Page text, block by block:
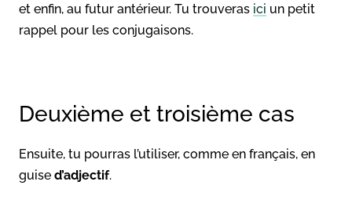
et enfin, au futur antérieur. Tu trouveras ici un petit
rappel pour les conjugaisons.
Deuxième et troisième cas
Ensuite, tu pourras l’utiliser, comme en français, en
guise d’adjectif.